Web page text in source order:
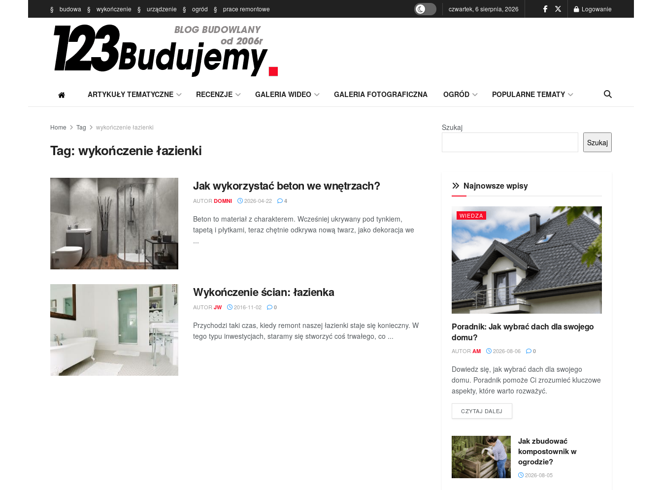
§ budowa § wykończenie § urządzenie § ogród § prace remontowe czwartek, 6 sierpnia, 2026 Logowanie
ARTYKUŁY TEMATYCZNE RECENZJE GALERIA WIDEO GALERIA FOTOGRAFICZNA OGRÓD POPULARNE TEMATY
Home Tag wykończenie łazienki
Tag:wykończenie łazienki
Jak wykorzystać beton we wnętrzach?
AUTOR DOMNI 2026-04-22 4
Beton to materiał z charakterem. Wcześniej ukrywany pod tynkiem,
tapetą i płytkami, teraz chętnie odkrywa nową twarz, jako dekoracja we
...
Wykończenie ścian: łazienka
AUTOR JW 2016-11-02 0
Przychodzi taki czas, kiedy remont naszej łazienki staje się konieczny. W
tego typu inwestycjach, staramy się stworzyć coś trwałego, co ...
Szukaj
Szukaj
Najnowsze wpisy
WIEDZA
Poradnik: Jak wybrać dach dla swojego
domu?
AUTOR AM 2026-08-06 0
Dowiedz się, jak wybrać dach dla swojego
domu. Poradnik pomoże Ci zrozumieć kluczowe
aspekty, które warto rozważyć.
CZYTAJ DALEJ
Jak zbudować
kompostownik w
ogrodzie?
2026-08-05